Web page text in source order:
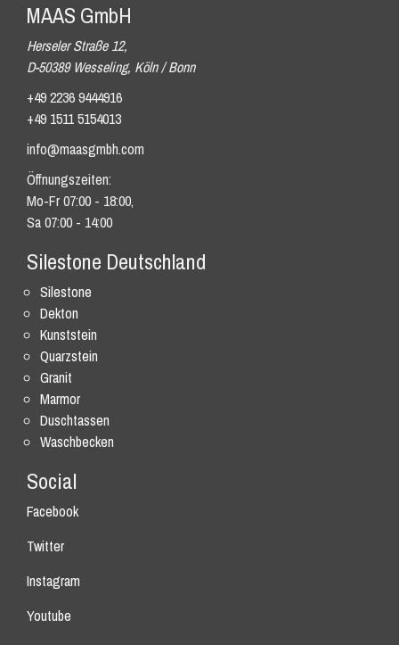
MAAS GmbH
Herseler Straße 12,
D-50389 Wesseling, Köln / Bonn
+49 2236 9444916
+49 1511 5154013
info@maasgmbh.com
Öffnungszeiten:
Mo-Fr 07:00 - 18:00,
Sa 07:00 - 14:00
Silestone Deutschland
Silestone
Dekton
Kunststein
Quarzstein
Granit
Marmor
Duschtassen
Waschbecken
Social
Facebook
Twitter
Instagram
Youtube